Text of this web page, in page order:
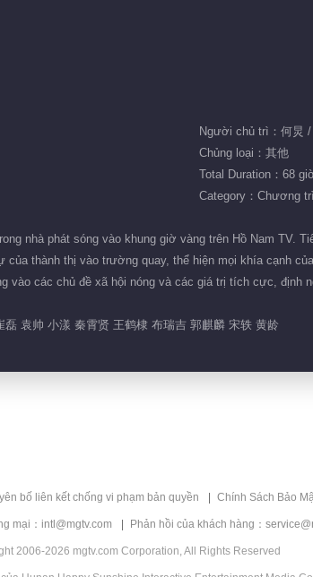
Người chủ trì：何炅
Chủng loại：其他
Total Duration：68
Category：Chương
nhà phát sóng vào khung giờ vàng trên Hồ Nam TV.
thành thị vào trường quay, thể hiện mọi khía cạnh
vào các chủ đề xã hội nóng và các giá trị tích cực, định
袁帅 小漾 秦霄贤 王鹤棣 布瑞吉 郭麒麟 宋轶 黄龄
bố liên kết chống vi phạm bản quyền Chính Sách Bảo
mại：intl@mgtv.com Phản hồi của khách hàng：
2006-2026 mgtv.com Corporation, All Rights Reserved